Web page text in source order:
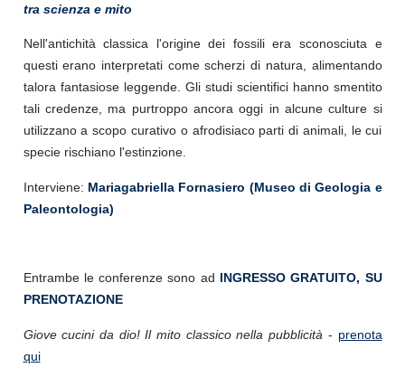
tra scienza e mito
Nell'antichità classica l'origine dei fossili era sconosciuta e
questi erano interpretati come scherzi di natura, alimentando
talora fantasiose leggende. Gli studi scientifici hanno smentito
tali credenze, ma purtroppo ancora oggi in alcune culture si
utilizzano a scopo curativo o afrodisiaco parti di animali, le cui
specie rischiano l'estinzione.
Interviene: Mariagabriella Fornasiero (Museo di Geologia e
Paleontologia)
Entrambe le conferenze sono ad INGRESSO GRATUITO, SU
PRENOTAZIONE
Giove cucini da dio! Il mito classico nella pubblicità - prenota
qui